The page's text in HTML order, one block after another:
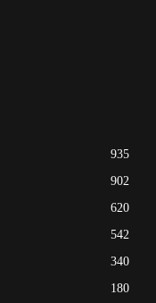
935
902
620
542
340
180